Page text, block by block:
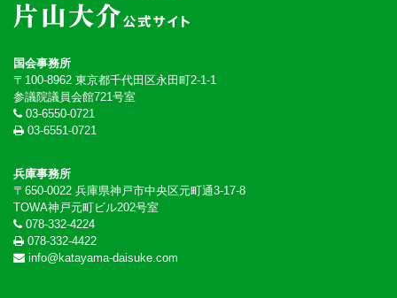
国会事務所
〒100-8962 東京都千代田区永田町2-1-1
参議院議員会館721号室
03-6550-0721
03-6551-0721
兵庫事務所
〒650-0022 兵庫県神戸市中央区元町通3-17-8
TOWA神戸元町ビル202号室
078-332-4224
078-332-4422
info@katayama-daisuke.com